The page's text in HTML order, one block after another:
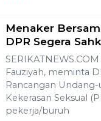
Menaker
DPR Segera
Fauziyah, meminta
Rancangan
Kekerasan Seksual
pekerja/buruh